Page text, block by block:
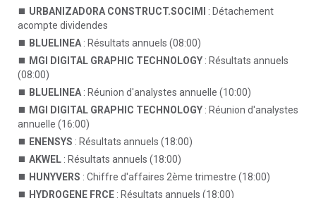
URBANIZADORA CONSTRUCT.SOCIMI
: Détachement
acompte dividendes
BLUELINEA : Résultats annuels (08:00)
MGI DIGITAL GRAPHIC TECHNOLOGY : Résultats annuels
(08:00)
BLUELINEA : Réunion d'analystes annuelle (10:00)
MGI DIGITAL GRAPHIC TECHNOLOGY : Réunion d'analystes
annuelle (16:00)
ENENSYS : Résultats annuels (18:00)
AKWEL : Résultats annuels (18:00)
HUNYVERS : Chiffre d'affaires 2ème trimestre (18:00)
HYDROGENE FRCE : Résultats annuels (18:00)